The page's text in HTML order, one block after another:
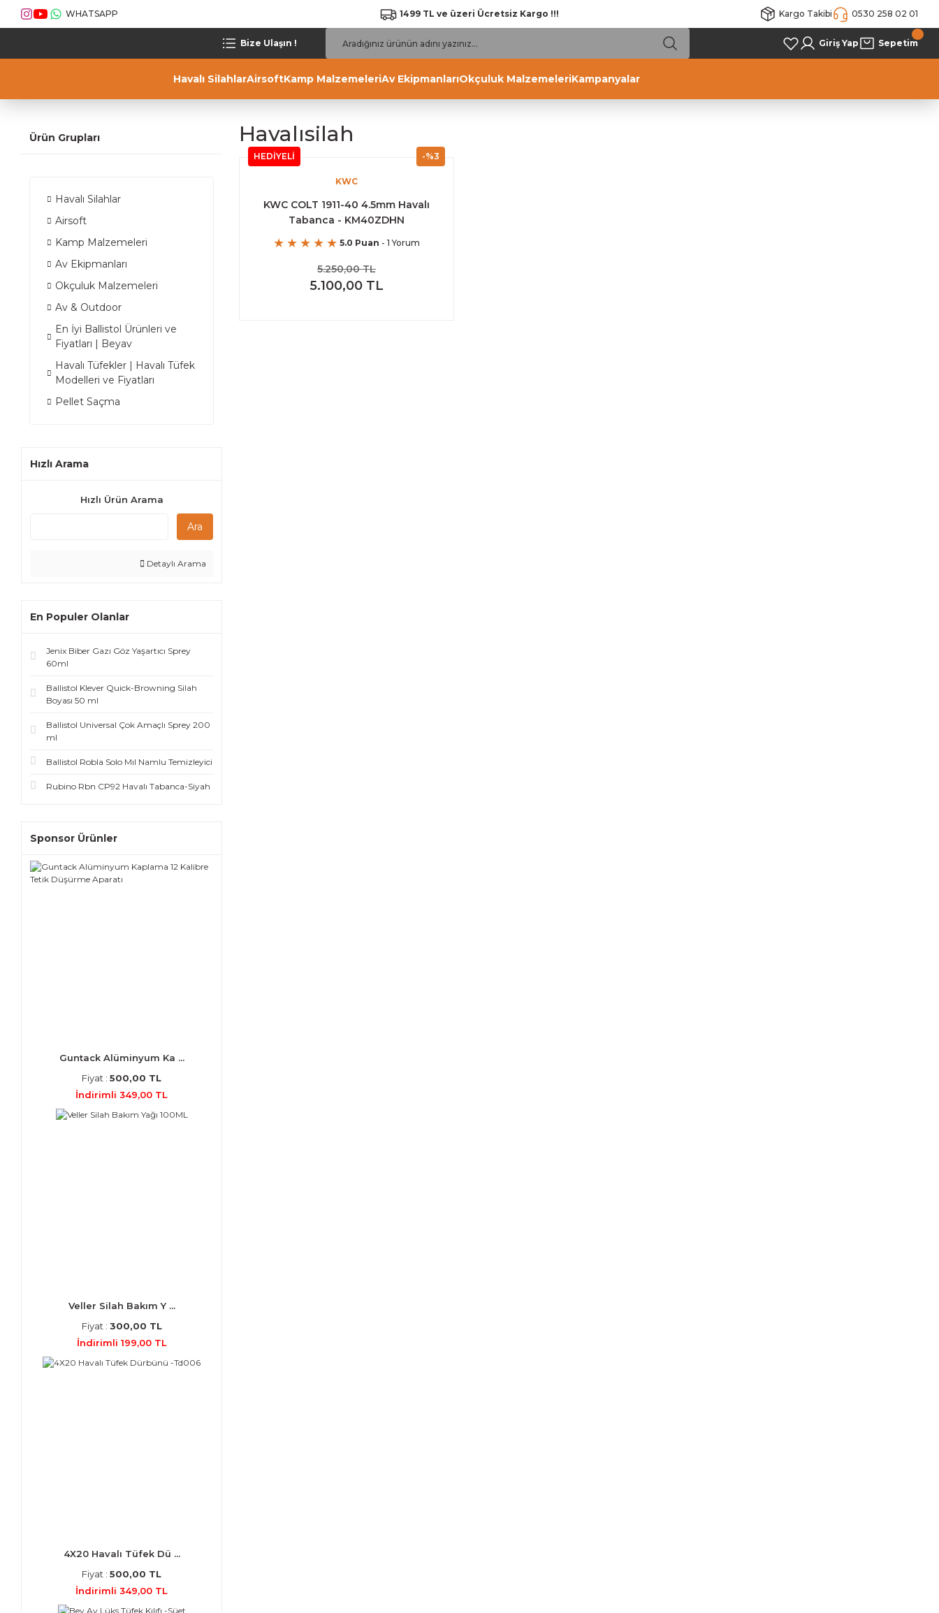
WHATSAPP 1499 TL ve üzeri Ücretsiz Kargo !!! Kargo Takibi 0530 258 02 01
Bize Ulaşın ! Giriş Yap Sepetim
Havalı SilahlarAirsoftKamp MalzemeleriAv EkipmanlarıOkçuluk MalzemeleriKampanyalar
Ürün Grupları
Havalı Silahlar
Airsoft
Kamp Malzemeleri
Av Ekipmanları
Okçuluk Malzemeleri
Av & Outdoor
En İyi Ballistol Ürünleri ve
Fiyatları | Beyav
Havalı Tüfekler | Havalı Tüfek
Modelleri ve Fiyatları
Pellet Saçma
Hızlı Arama
Hızlı Ürün Arama
Ara
Detaylı Arama
En Populer Olanlar
Jenix Biber Gazı Göz Yaşartıcı Sprey
60ml
Ballistol Klever Quick-Browning Silah
Boyası 50 ml
Ballistol Universal Çok Amaçlı Sprey 200
ml
Ballistol Robla Solo Mıl Namlu Temizleyici
Rubino Rbn CP92 Havalı Tabanca-Siyah
Sponsor Ürünler
Guntack Alüminyum Ka ...
Fiyat : 500,00 TL
İndirimli 349,00 TL
Veller Silah Bakım Y ...
Fiyat : 300,00 TL
İndirimli 199,00 TL
4X20 Havalı Tüfek Dü ...
Fiyat : 500,00 TL
İndirimli 349,00 TL
Havalısilah
-%3
HEDİYELİ
KWC
KWC COLT 1911-40 4.5mm Havalı
Tabanca - KM40ZDHN
5.0 Puan - 1 Yorum
5.250,00 TL
5.100,00 TL